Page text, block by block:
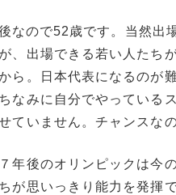
なので52歳です。当然出
、出場できる若い人たち
ら。日本代表になるのが
なみに自分でやっている
ていません。チャンスなの
年後のオリンピックは今
が思いっきり能力を発揮